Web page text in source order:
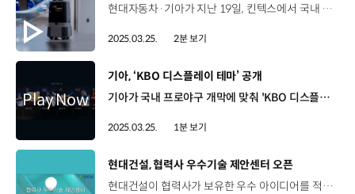
현대자동차·기아가 지난 19일, 킨텍스에서 국내 보안시스템 전문업체 ‘슈프리마’와 ‘로보틱스 및 AI 기반 토탈 보안 솔루션 구축 사업에 관한 업무협약’을 체결했습니다. 슈프리마는 팩토리얼 성수에서 현대자동차·기아 로보틱스랩과 협업해 빌딩 검증을 수행한 국내 출입 통제 분야 1위 기업인데요. 현대자동차·기아는 이번 업무협약을 통해 로봇 관련 하드웨어와 소프트웨어 기술을 한 단계 더 발전시키고, 혁신적인 로보틱스 비즈니스 모델을 창출해 로봇 친화 빌딩 사업을 확장하게 됩니다. 또한 AI와 로보틱스를 융합한 보안 솔루션과 로보틱스 기술을 활용한 신규 보안 서비스 개발 등을 추진하는데요. 이에 대한 첫 시작으로 달이 딜리버리와 같은 모바일 플랫폼과 자율주행 로봇을 연동해 보안 사각지대를 없애고, 보안 품질을 높여 나갈 계획입니다.
2025.03.25. 2분 보기
[동영상]
기아, ‘KBO 디스플레이 테마’ 공개
기아가 국내 프로야구 개막에 맞춰 'KBO 디스플레이 테마'를 공개했습니다. KBO와 협업해 제작한 이번 디스플레이 테마는 고객이 응원하는 구단에 맞춰 차량의 ccNC 디스플레이 색상과 그래픽을 변경할 수 있는 맞춤형 디지털 상품인데요. 기아는 10개 구단별 팀 로고와 키 컬러가 반영된 클러스터, 팀 마스코트가 내 차의 위치를 표시하는 내비게이션 등을 제공합니다. KBO 디스플레이 테마는 기아 커넥트 스토어를 통해 구매한 뒤, 무선(OTA) 소프트웨어 업데이트를 통해 차량에 적용할 수 있습니다. 기아는 이번 디스플레이 테마를 ‘더 기아 EV4’에 최초로 적용하고 향후 다른 차종에도 확대해 나갈 예정입니다.
2025.03.25. 1분 보기
[동영상]
현대건설, 협력사 우수기술 제안센터 오픈
현대건설이 협력사가 보유한 우수 아이디어를 적극 발굴하고 혁신 기술의 현장 적용을 확대하기 위해 ‘협력사 우수기술 제안센터’를 개설했습니다. 현대건설 협력사뿐만 아니라 건설 관련 국내외 기업은 누구나 제안센터를 활용할 수 있는데요. 현대건설 공식 홈페이지를 통해 기술 제안서를 상시 접수할 수 있습니다. 현대건설은 앞으로도 협력사 기술 혁신을 적극 지원하고 파트너십을 강화해 나갈 계획입니다.